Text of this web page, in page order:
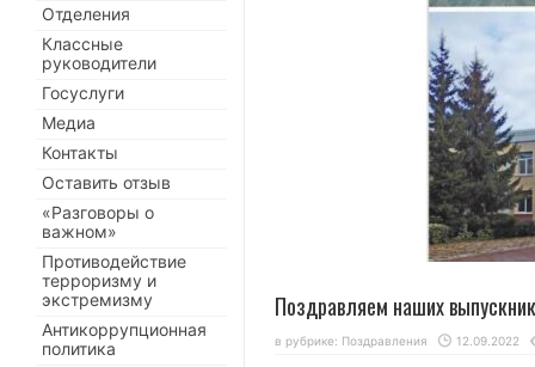
Поздравляем наших
в рубрике: Поздравления 12.09.2022
Отделения
Классные
руководители
Госуслуги
Медиа
Контакты
Оставить отзыв
«Разговоры о
важном»
Противодействие
терроризму и
экстремизму
Антикоррупционная
политика